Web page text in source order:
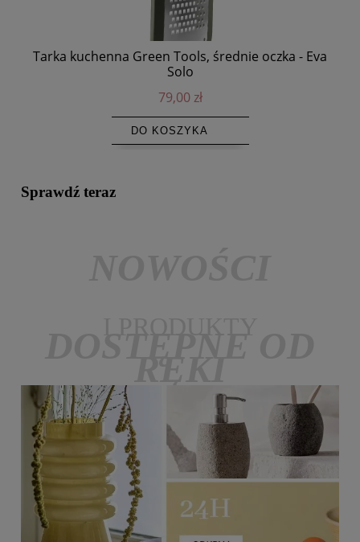
Tarka kuchenna Green Tools, średnie oczka - Eva
Solo
79,00 zł
DO KOSZYKA
Sprawdź teraz